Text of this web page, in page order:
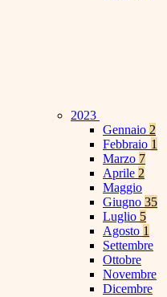
2023
Gennaio 2
Febbraio 1
Marzo 7
Aprile 2
Maggio
Giugno 35
Luglio 5
Agosto 1
Settembre
Ottobre
Novembre
Dicembre